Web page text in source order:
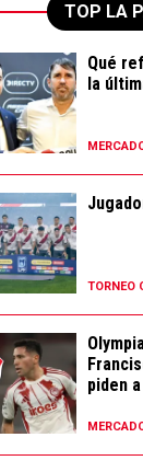
TOP LA
Qué
la
TORNEO
piden